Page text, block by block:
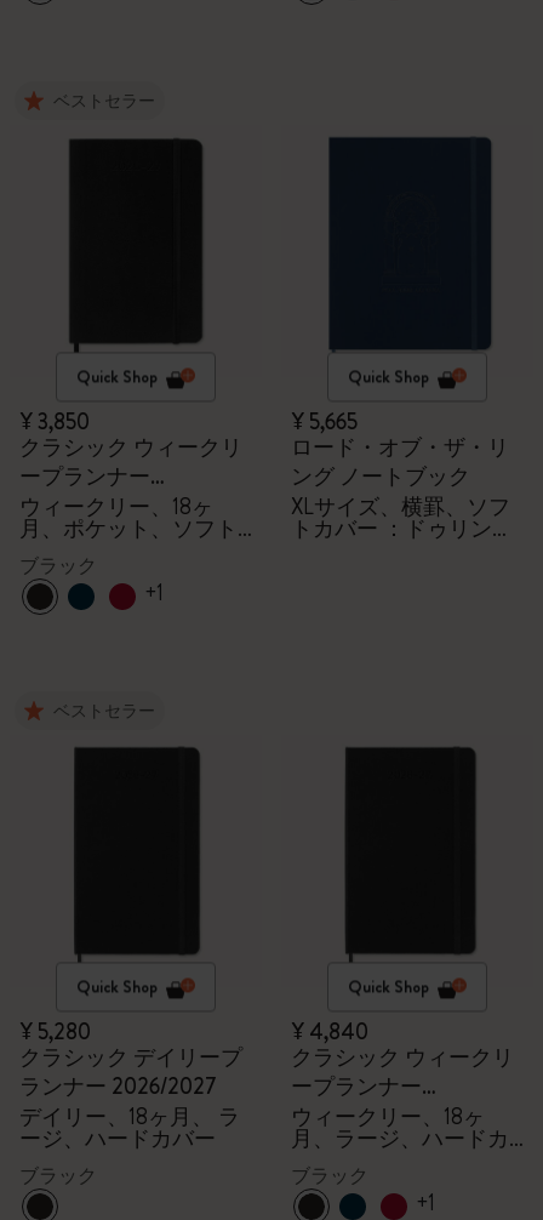
ベストセラー
Quick Shop
¥ 3,850
クラシック ウィークリ
ープランナー
2026/2027
ウィークリー、18ヶ
月、ポケット、ソフト
カバー
ブラック
+1
Quick Shop
¥ 5,665
ロード・オブ・ザ・リ
ング ノートブック
XLサイズ、横罫、ソフ
トカバー ：ドゥリンの
ベストセラー
Quick Shop
¥ 5,280
クラシック デイリープ
ランナー 2026/2027
デイリー、18ヶ月、 ラ
ージ、ハードカバー
ブラック
Quick Shop
¥ 4,840
クラシック ウィークリ
ープランナー
2026/2027
ウィークリー、18ヶ
月、ラージ、ハードカ
バー
ブラック
+1